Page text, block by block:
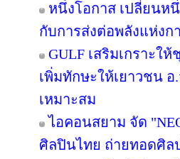
หนึ่งโอกาส เปลี่ยนห
กับการส่งต่อพลังแห่งก
GULF เสริมเกราะใ
เพิ่มทักษะให้เยาวชน
เหมาะสม
ไอคอนสยาม จัด
ศิลปินไทย ถ่ายทอดศิล